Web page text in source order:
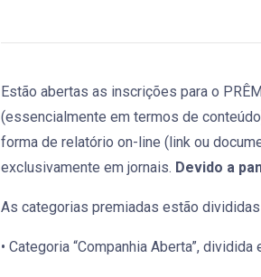
Estão abertas as inscrições para o
(essencialmente em termos de
forma de relatório on-line (link ou
exclusivamente em jornais. Devido a
As categorias premiadas estão
• Categoria “Companhia Aberta”,